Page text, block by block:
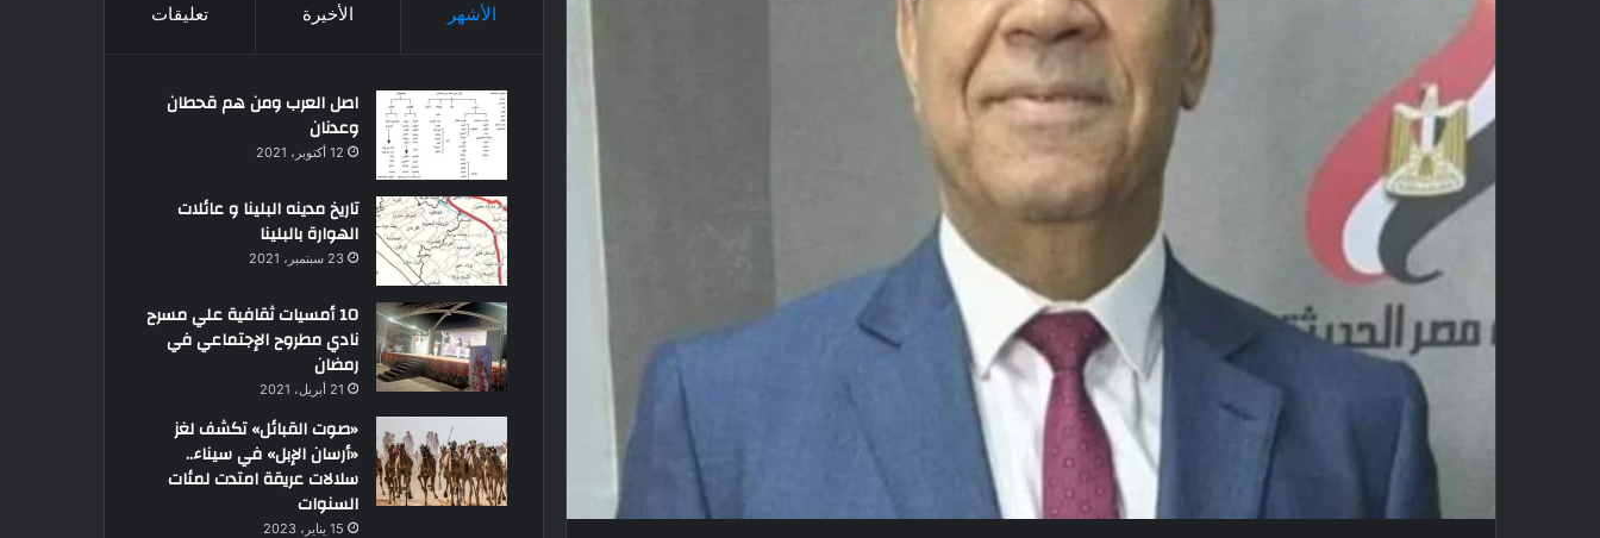
الأشهر الأخيرة تعليقات
اصل العرب ومن هم قحطان
وعدنان
12 أكتوبر، 2021
تاريخ مدينه البلينا و عائلات
الهوارة بالبلينا
23 سبتمبر، 2021
10 أمسيات ثقافية علي مسرح
نادي مطروح الإجتماعي في
رمضان
21 أبريل، 2021
«صوت القبائل» تكشف لغز
«أرسان الإبل» في سيناء..
سلالات عريقة امتدت لمئات
السنوات
15 يناير، 2023